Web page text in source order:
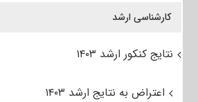
کارشناسی ارشد
نتایج کنکور ارشد ۱۴۰۳
اعتراض به نتایج ارشد ۱۴۰۳